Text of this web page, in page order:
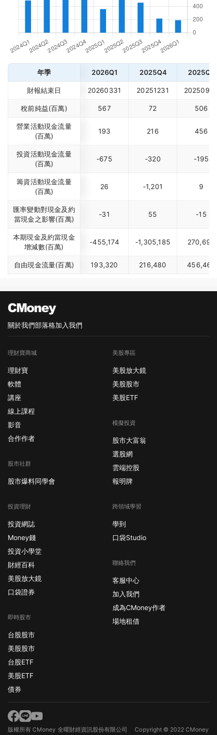
年季 2026Q1 2025Q4 2025Q3
財報結束日 20260331 20251231
稅前純益(百萬) 567 72 506
營業活動現金流量
(百萬)
193 216 456
投資活動現金流量
(百萬)
-675 -320 -195
籌資活動現金流量
(百萬)
26 -1,201 9
匯率變動對現金及約
當現金之影響(百萬)
-31 55 -15
本期現金及約當現金
增減數(百萬)
-455,174 -1,305,185 270,690
自由現金流量(百萬) 193,320 216,480 456,462
關於我們部落格加入我們
理財寶商城
理財寶
軟體
講座
線上課程
影音
合作作者
股市社群
股市爆料同學會
投資理財
投資網誌
Money錢
投資小學堂
財經百科
美股放大鏡
口袋證券
即時股市
台股股市
美股股市
台股ETF
美股ETF
債券
美股專區
美股放大鏡
美股股市
美股ETF
模擬投資
股市大富翁
選股網
雲端控股
報明牌
跨領域學習
學到
口袋Studio
聯絡我們
客服中心
加入我們
成為CMoney作者
場地租借
版權所有 CMoney 全曜財經資訊股份有限公司Copyright © 2022 CMoney